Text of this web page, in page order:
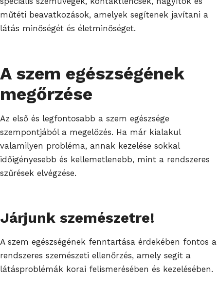
műtéti beavatkozások, amelyek segítenek javítani a
látás minőségét és életminőséget.
A szem egészségének
megőrzése
Az első és legfontosabb a szem egészsége
szempontjából a megelőzés. Ha már kialakul
valamilyen probléma, annak kezelése sokkal
időigényesebb és kellemetlenebb, mint a rendszeres
szűrések elvégzése.
Járjunk szemészetre!
A szem egészségének fenntartása érdekében fontos a
rendszeres szemészeti ellenőrzés, amely segít a
látásproblémák korai felismerésében és kezelésében.